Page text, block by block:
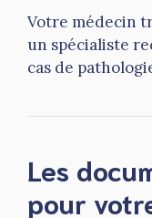
Votre médecin
un spécialiste
cas de
Les
pour